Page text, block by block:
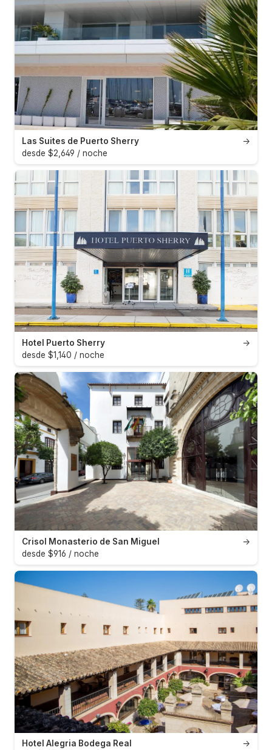
→
Las Suites de Puerto Sherry
desde $2,649 / noche
→
Hotel Puerto Sherry
desde $1,140 / noche
→
Crisol Monasterio de San Miguel
desde $916 / noche
→
Hotel Alegria Bodega Real